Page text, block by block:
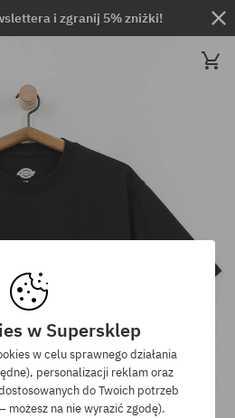
i zgranij 5% zniżki!
w Supersklep
w celu sprawnego działania
personalizacji reklam oraz
do Twoich potrzeb
możesz na nie wyrazić zgodę).